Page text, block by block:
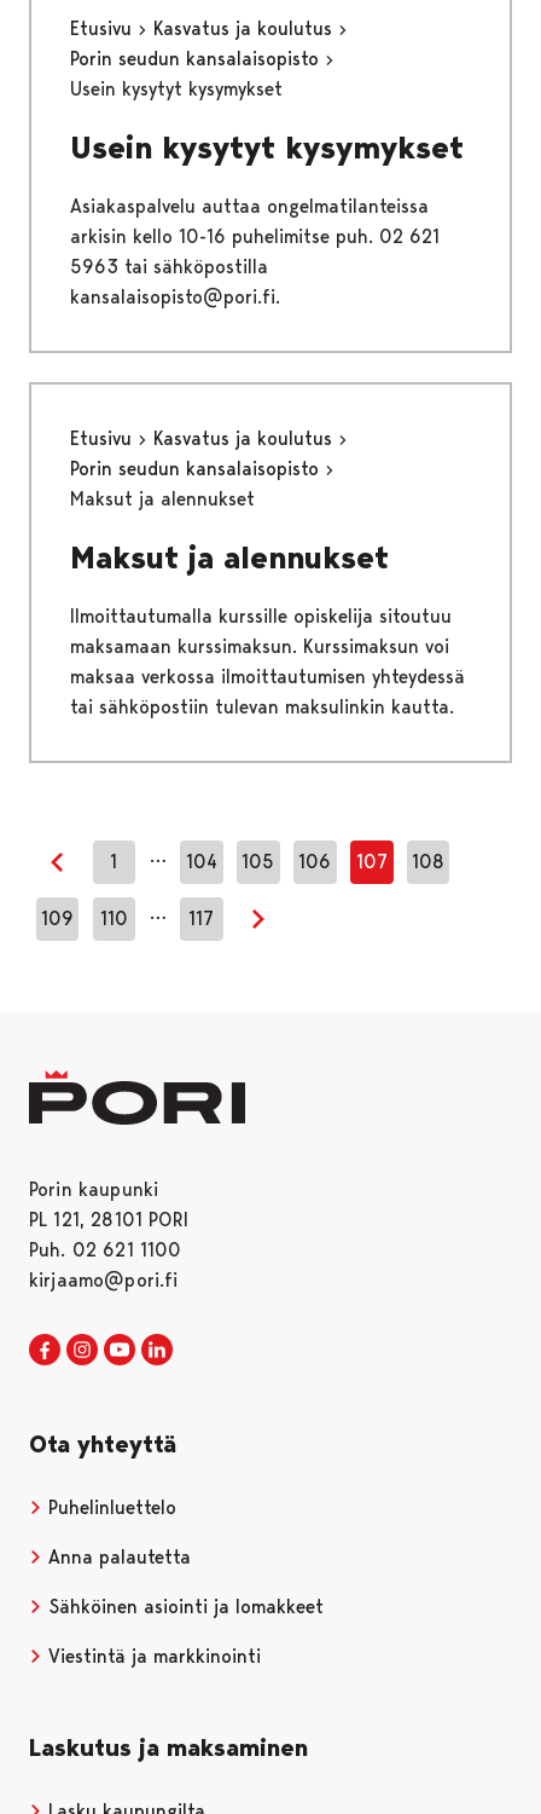
Etusivu
Kasvatus ja koulutus
Porin seudun kansalaisopisto
Usein kysytyt kysymykset
Usein kysytyt kysymykset
Asiakaspalvelu auttaa ongelmatilanteissa
arkisin kello 10-16 puhelimitse puh. 02 621
5963 tai sähköpostilla
kansalaisopisto@pori.fi.
Etusivu
Kasvatus ja koulutus
Porin seudun kansalaisopisto
Maksut ja alennukset
Maksut ja alennukset
Ilmoittautumalla kurssille opiskelija sitoutuu
maksamaan kurssimaksun. Kurssimaksun voi
maksaa verkossa ilmoittautumisen yhteydessä
tai sähköpostiin tulevan maksulinkin kautta.
Edellinen sivu
1 … 104 105 106 107 108
109 110 … 117
Seuraava sivu
Porin kaupunki
PL 121, 28101 PORI
Puh. 02 621 1100
kirjaamo@pori.fi
Porin kaupunki Facebookissa
Avautuu uudessa välilehdessä
Porin kaupunki Instagramissa
Avautuu uudessa välilehdessä
Porin kaupunki Youtubessa
Avautuu uudessa välilehdessä
Ota yhteyttä
Puhelinluettelo
Anna palautetta
Sähköinen asiointi ja lomakkeet
Viestintä ja markkinointi
Laskutus ja maksaminen